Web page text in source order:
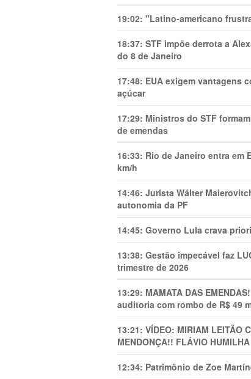
19:02: "Latino-americano
18:37: STF impõe derrota a
do 8 de Janeiro
17:48: EUA exigem vantagens
açúcar
17:29: Ministros do STF
de emendas
16:33: Rio de Janeiro entra em
km/h
14:46: Jurista Wálter
autonomia da PF
14:45: Governo Lula crava
13:38: Gestão impecável faz
trimestre de 2026
13:29: MAMATA DAS
auditoria com rombo de R$ 49
13:21: VÍDEO: MIRIAM LEITÃO
MENDONÇA!! FLÁVIO
12:34: Patrimônio de Zoe